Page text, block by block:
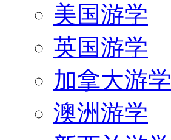
美国游学
英国游学
加拿大游学
澳洲游学